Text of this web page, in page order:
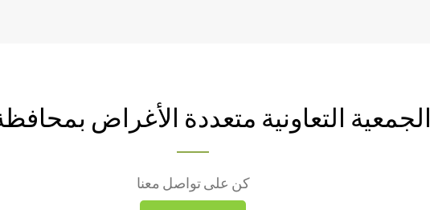
الجمعية التعاونية متعددة الأغراض
كن على تواصل معنا